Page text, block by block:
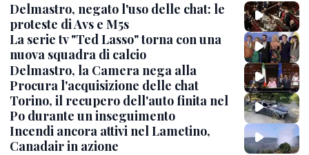
Delmastro, negato l'uso delle chat: le
proteste di Avs e M5s
La serie tv "Ted Lasso" torna con una
nuova squadra di calcio
Delmastro, la Camera nega alla
Procura l'acquisizione delle chat
Torino, il recupero dell'auto finita nel
Po durante un inseguimento
Incendi ancora attivi nel Lametino,
Canadair in azione